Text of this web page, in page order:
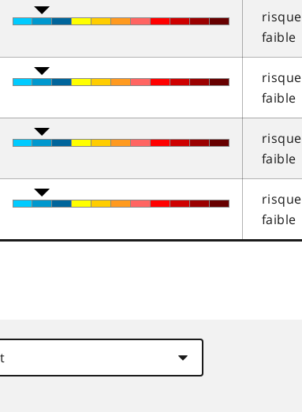
risque
faible
risque
faible
risque
faible
risque
faible